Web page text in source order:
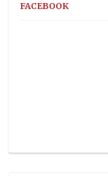
FACEBOOK